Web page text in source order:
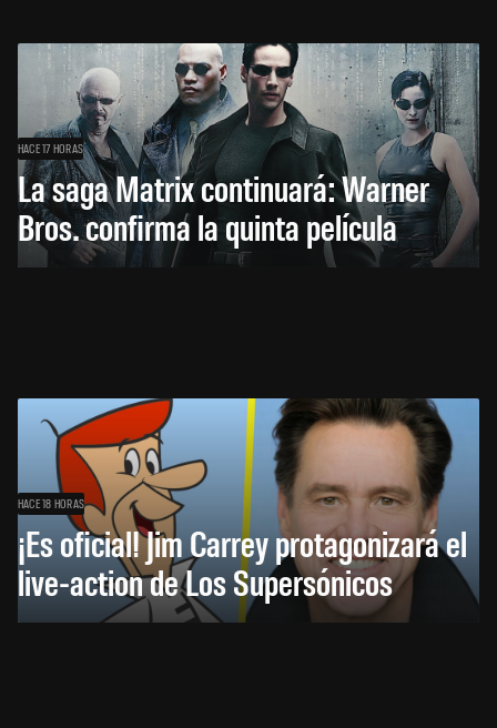
HACE 17 HORAS
La saga Matrix continuará: Warner
Bros. confirma la quinta película
HACE 18 HORAS
¡Es oficial! Jim Carrey protagonizará el
live-action de Los Supersónicos